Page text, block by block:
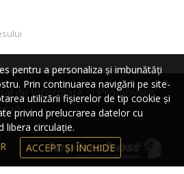
de Informare și Promovare
pentru a personaliza și imbunătăți
Prin continuarea navigării pe site-
utilizării fișierelor de tip cookie și
privind prelucrarea datelor cu
libera circulație.
ACCEPT ȘI ÎNCHIDE